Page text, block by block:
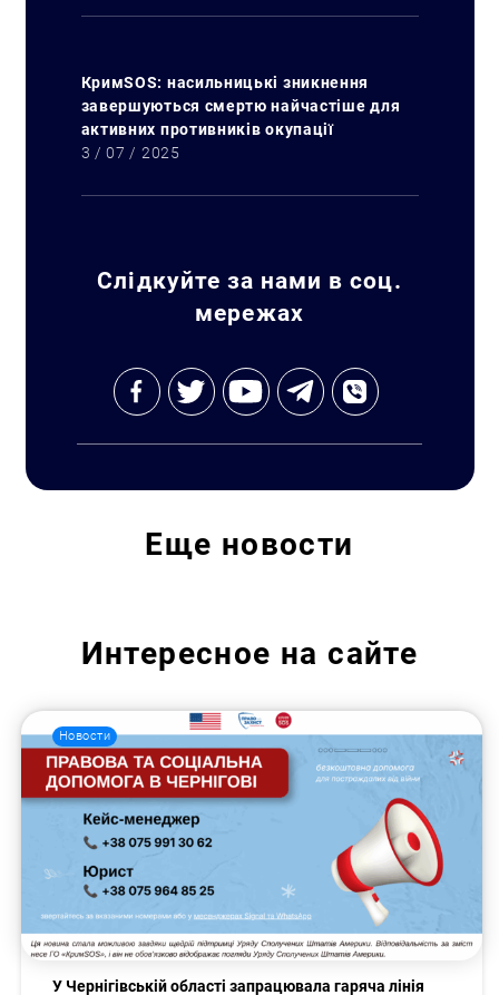
Искать:
КримSOS: насильницькі зникнення
завершуються смертю найчастіше для
активних противників окупації
3 / 07 / 2025
Слідкуйте за нами в соц.
мережах
Еще новости
Интересное на сайте
Новости
У Чернігівській області запрацювала гаряча лінія